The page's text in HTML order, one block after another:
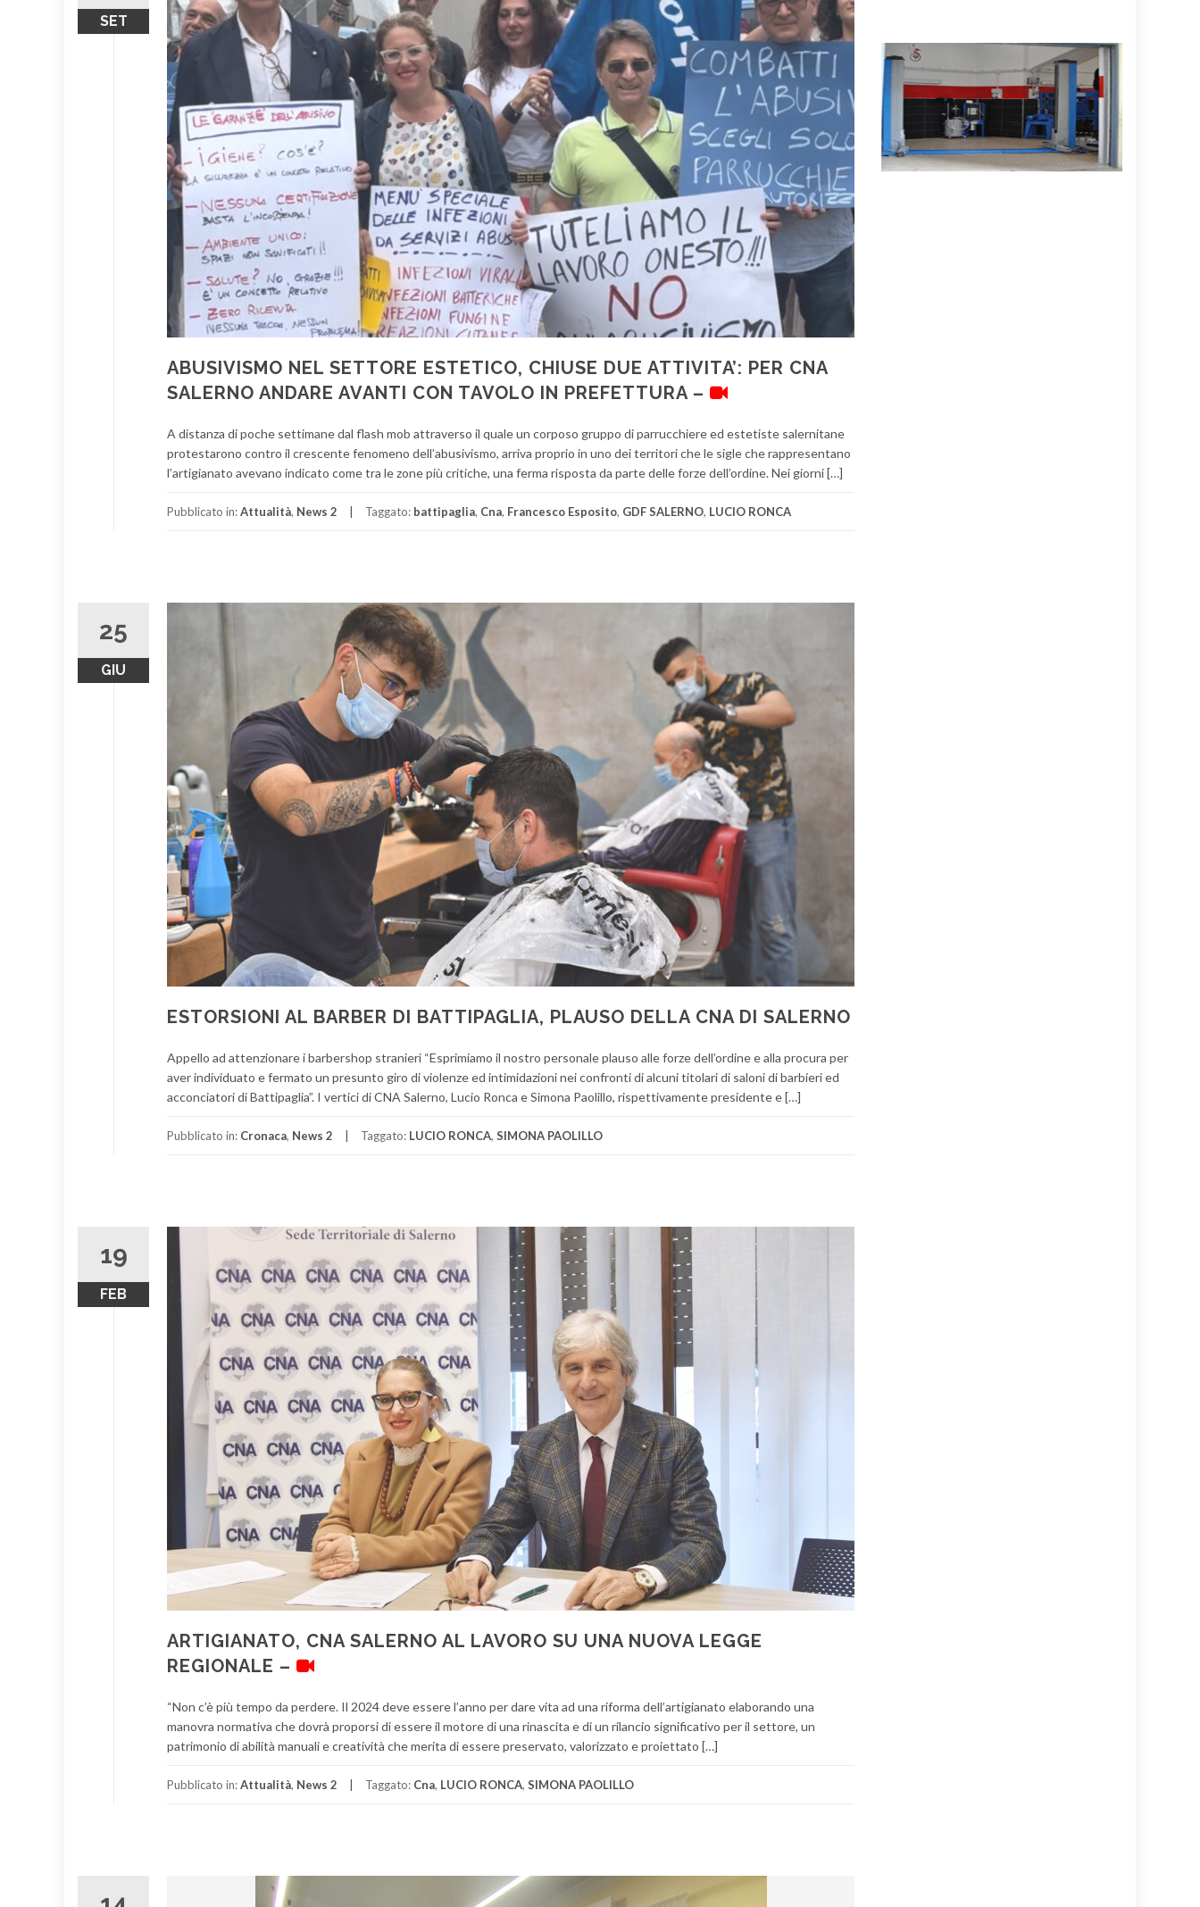
SET
ABUSIVISMO NEL SETTORE ESTETICO, CHIUSE DUE ATTIVITA’: PER CNA
SALERNO ANDARE AVANTI CON TAVOLO IN PREFETTURA –
A distanza di poche settimane dal flash mob attraverso il quale un corposo gruppo di parrucchiere ed estetiste salernitane
protestarono contro il crescente fenomeno dell’abusivismo, arriva proprio in uno dei territori che le sigle che rappresentano
l’artigianato avevano indicato come tra le zone più critiche, una ferma risposta da parte delle forze dell’ordine. Nei giorni […]
Pubblicato in:Attualità, News 2 Taggato: battipaglia, Cna, Francesco Esposito, GDF SALERNO, LUCIO RONCA
25
GIU
ESTORSIONI AL BARBER DI BATTIPAGLIA, PLAUSO DELLA CNA DI SALERNO
Appello ad attenzionare i barbershop stranieri “Esprimiamo il nostro personale plauso alle forze dell’ordine e alla procura per
aver individuato e fermato un presunto giro di violenze ed intimidazioni nei confronti di alcuni titolari di saloni di barbieri ed
acconciatori di Battipaglia”. I vertici di CNA Salerno, Lucio Ronca e Simona Paolillo, rispettivamente presidente e […]
Pubblicato in: Cronaca, News 2 Taggato: LUCIO RONCA, SIMONA PAOLILLO
19
FEB
ARTIGIANATO, CNA SALERNO AL LAVORO SU UNA NUOVA LEGGE
REGIONALE –
“Non c’è più tempo da perdere. Il 2024 deve essere l’anno per dare vita ad una riforma dell’artigianato elaborando una
manovra normativa che dovrà proporsi di essere il motore di una rinascita e di un rilancio significativo per il settore, un
patrimonio di abilità manuali e creatività che merita di essere preservato, valorizzato e proiettato […]
Pubblicato in:Attualità, News 2 Taggato: Cna, LUCIO RONCA, SIMONA PAOLILLO